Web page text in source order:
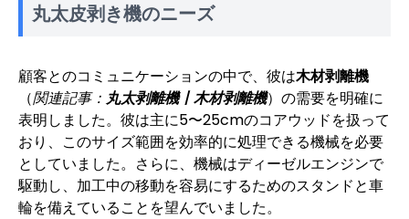
丸太皮剥き機のニーズ
顧客とのコミュニケーションの中で、彼は木材剥離機
（関連記事： 丸太剥離機丨木材剥離機）の需要を明確に
表明しました。彼は主に5〜25cmのコアウッドを扱って
おり、このサイズ範囲を効率的に処理できる機械を必要
としていました。さらに、機械はディーゼルエンジンで
駆動し、加工中の移動を容易にするためのスタンドと車
輪を備えていることを望んでいました。